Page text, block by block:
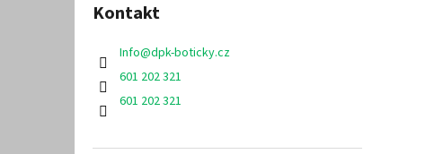
Kontakt
Info@dpk-boticky.cz
601 202 321
601 202 321